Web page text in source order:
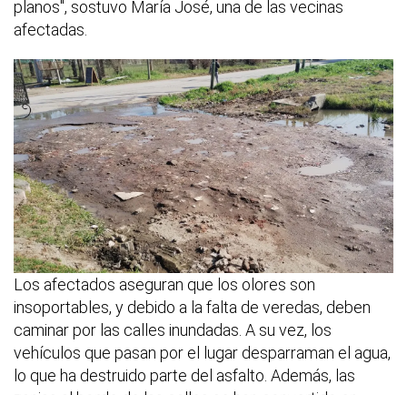
planos", sostuvo María José, una de las vecinas
afectadas.
Los afectados aseguran que los olores son
insoportables, y debido a la falta de veredas, deben
caminar por las calles inundadas. A su vez, los
vehículos que pasan por el lugar desparraman el agua,
lo que ha destruido parte del asfalto. Además, las